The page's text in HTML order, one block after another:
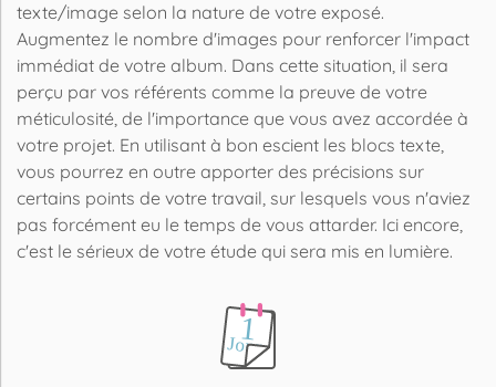
texte/image selon la nature de votre exposé.
Augmentez le nombre d'images pour renforcer l'impact
immédiat de votre album. Dans cette situation, il sera
perçu par vos référents comme la preuve de votre
méticulosité, de l'importance que vous avez accordée à
votre projet. En utilisant à bon escient les blocs texte,
vous pourrez en outre apporter des précisions sur
certains points de votre travail, sur lesquels vous n'aviez
pas forcément eu le temps de vous attarder. Ici encore,
c'est le sérieux de votre étude qui sera mis en lumière.